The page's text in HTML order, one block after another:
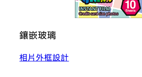
鑲嵌玻璃
相片外框設計